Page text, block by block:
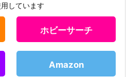
しています
ホビーサーチ
Amazon